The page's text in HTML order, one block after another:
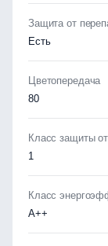
Защита от
Есть
Цветопередача
80
Класс защиты
1
Класс
А++